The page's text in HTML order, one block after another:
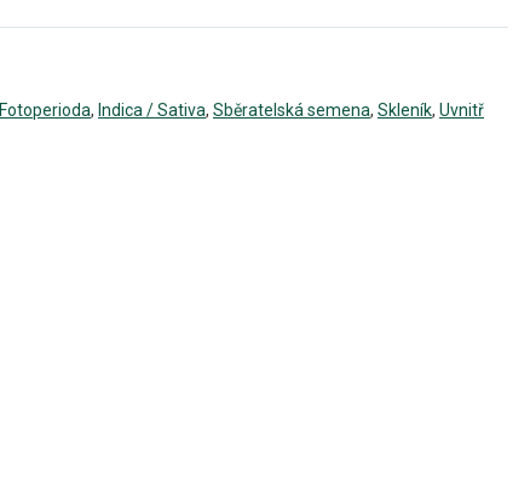
Fotoperioda, Indica / Sativa, Sběratelská semena, Skleník, Uvnitř